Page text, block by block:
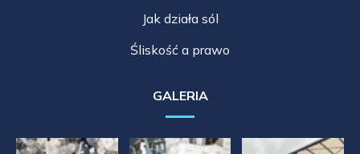
Jak działa sól
Śliskość a prawo
GALERIA